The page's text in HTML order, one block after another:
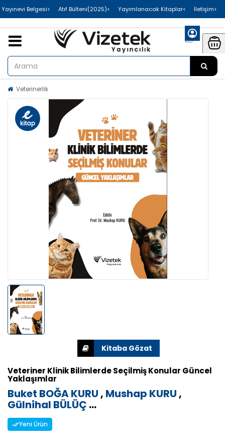
>İletişim
>Yayımlanacak Kitaplar
>Atıf Bülteni(2025)
>Uluslararası Yayınevi Belgesi
Veterinerlik
Veteriner Klinik Bilimlerde Seçilmiş Konular Güncel
Yaklaşımlar
Buket BOĞA KURU , Mushap KURU ,
Gülnihal BÜLÜÇ ...
Yeni Ürün